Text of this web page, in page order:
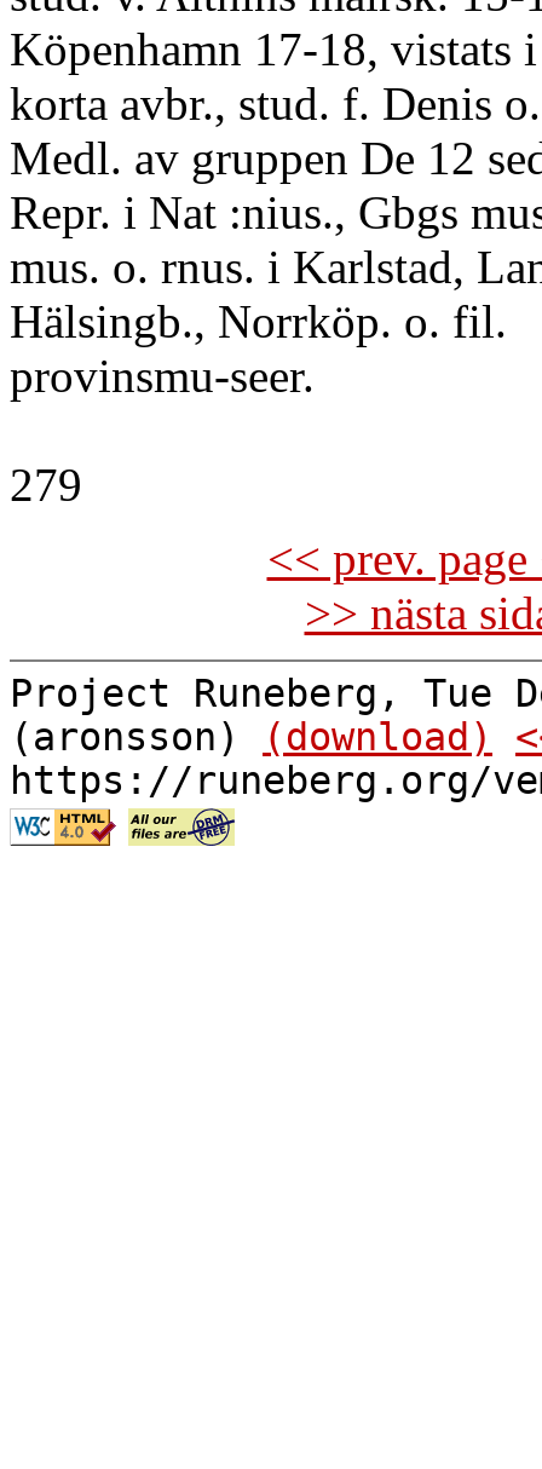
Köpenhamn 17-18, vistats
korta avbr., stud. f. Denis
Medl. av gruppen De 12
Repr. i Nat :nius., Gbgs
mus. o. rnus. i Karlstad,
Hälsingb., Norrköp. o. fil.
provinsmu-seer.
279
<< prev.
>> nästa
Project Runeberg, Tue
(aronsson)
(download)
https://runeberg.org/